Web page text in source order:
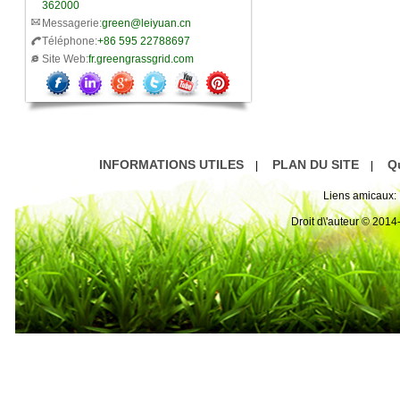
362000
Messagerie:green@leiyuan.cn
Téléphone:+86 595 22788697
Site Web:fr.greengrassgrid.com
INFORMATIONS UTILES PLAN DU SITE
Liens amicaux:
Droit d\'auteur ©